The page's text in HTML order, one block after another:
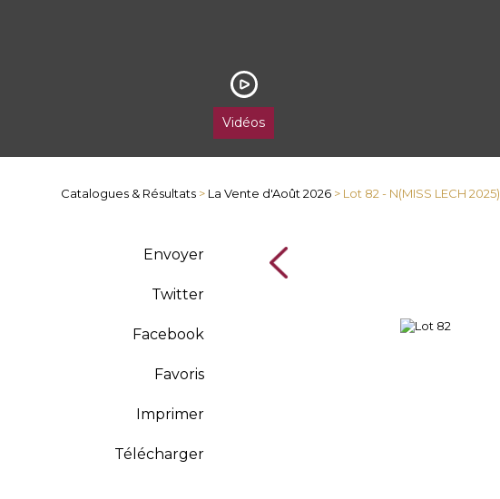
Vidéos
Catalogues & Résultats > La Vente d'Août 2026 > Lot 82 - N(MISS LECH 2025)
Envoyer
Twitter
Facebook
Favoris
Imprimer
Télécharger